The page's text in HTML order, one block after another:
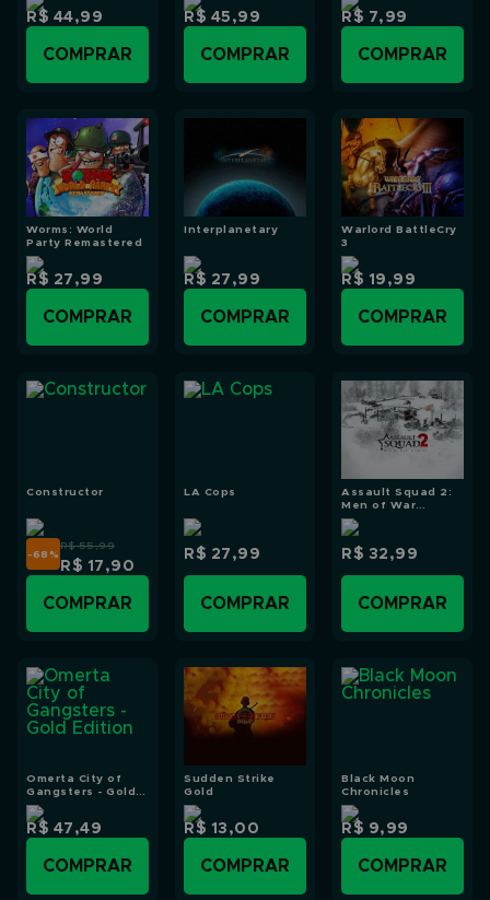
R$ 44,99
COMPRAR
R$ 45,99
COMPRAR
R$ 7,99
COMPRAR
Worms: World
Party Remastered
R$ 27,99
COMPRAR
Interplanetary
R$ 27,99
COMPRAR
Warlord BattleCry
3
R$ 19,99
COMPRAR
Constructor
-68 %
R$ 55,99
R$ 17,90
COMPRAR
LA Cops
R$ 27,99
COMPRAR
Assault Squad 2:
Men of War
Origins
R$ 32,99
COMPRAR
Omerta City of
Gangsters - Gold
Edition
R$ 47,49
COMPRAR
Sudden Strike
Gold
R$ 13,00
COMPRAR
Black Moon
Chronicles
R$ 9,99
COMPRAR